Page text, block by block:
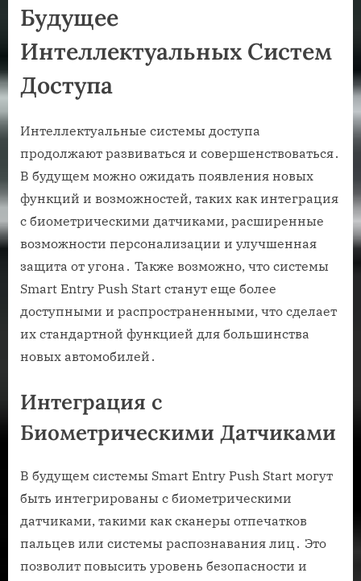
Будущее
Интеллектуальных Систем
Доступа
Интеллектуальные системы доступа
продолжают развиваться и совершенствоваться․
В будущем можно ожидать появления новых
функций и возможностей, таких как интеграция
с биометрическими датчиками, расширенные
возможности персонализации и улучшенная
защита от угона․ Также возможно, что системы
Smart Entry Push Start станут еще более
доступными и распространенными, что сделает
их стандартной функцией для большинства
новых автомобилей․
Интеграция с
Биометрическими Датчиками
В будущем системы Smart Entry Push Start могут
быть интегрированы с биометрическими
датчиками, такими как сканеры отпечатков
пальцев или системы распознавания лиц․ Это
позволит повысить уровень безопасности и